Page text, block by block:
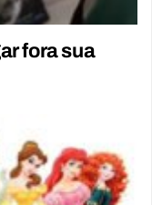
fora sua